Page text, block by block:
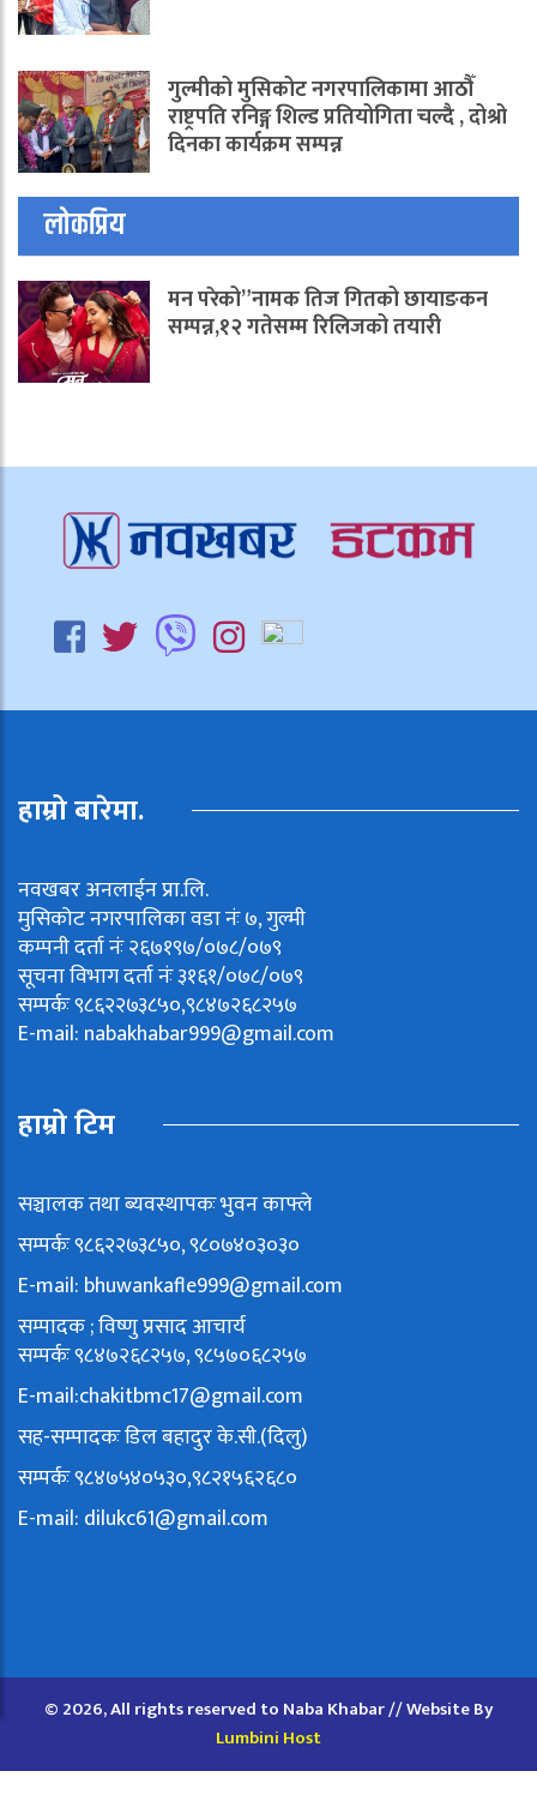
गुल्मीको मुसिकोट नगरपालिकामा आठौँ
राष्ट्रपति रनिङ्ग शिल्ड प्रतियोगिता चल्दै , दोश्रो
दिनका कार्यक्रम सम्पन्न
लोकप्रिय
मन परेको”नामक तिज गितको छायाङकन
सम्पन्न,१२ गतेसम्म रिलिजको तयारी
हाम्रो बारेमा.
नवखबर अनलाईन प्रा.लि.
मुसिकोट नगरपालिका वडा नंः ७, गुल्मी
कम्पनी दर्ता नंः २६७१९७/०७८/०७९
सूचना विभाग दर्ता नंः ३१६१/०७८/०७९
सम्पर्कः ९८६२२७३८५०,९८४७२६८२५७
E-mail: nabakhabar999@gmail.com
हाम्रो टिम
सञ्चालक तथा ब्यवस्थापकः भुवन काफ्ले
सम्पर्कः ९८६२२७३८५०, ९८०७४०३०३०
E-mail: bhuwankafle999@gmail.com
सम्पादक ; विष्णु प्रसाद आचार्य
सम्पर्कः ९८४७२६८२५७, ९८५७०६८२५७
E-mail:chakitbmc17@gmail.com
सह-सम्पादकः डिल बहादुर के.सी.(दिलु)
सम्पर्कः ९८४७५४०५३०,९८२१५६२६८०
E-mail: dilukc61@gmail.com
© 2026, All rights reserved to Naba Khabar // Website By
Lumbini Host